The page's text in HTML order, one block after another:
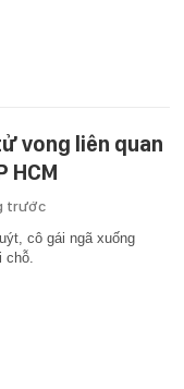
vong liên quan
HCM
trước
cô gái ngã xuống
chỗ.